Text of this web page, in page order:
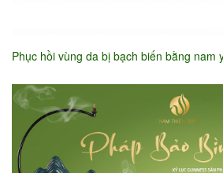
Phục hồi vùng da bị bạch biến